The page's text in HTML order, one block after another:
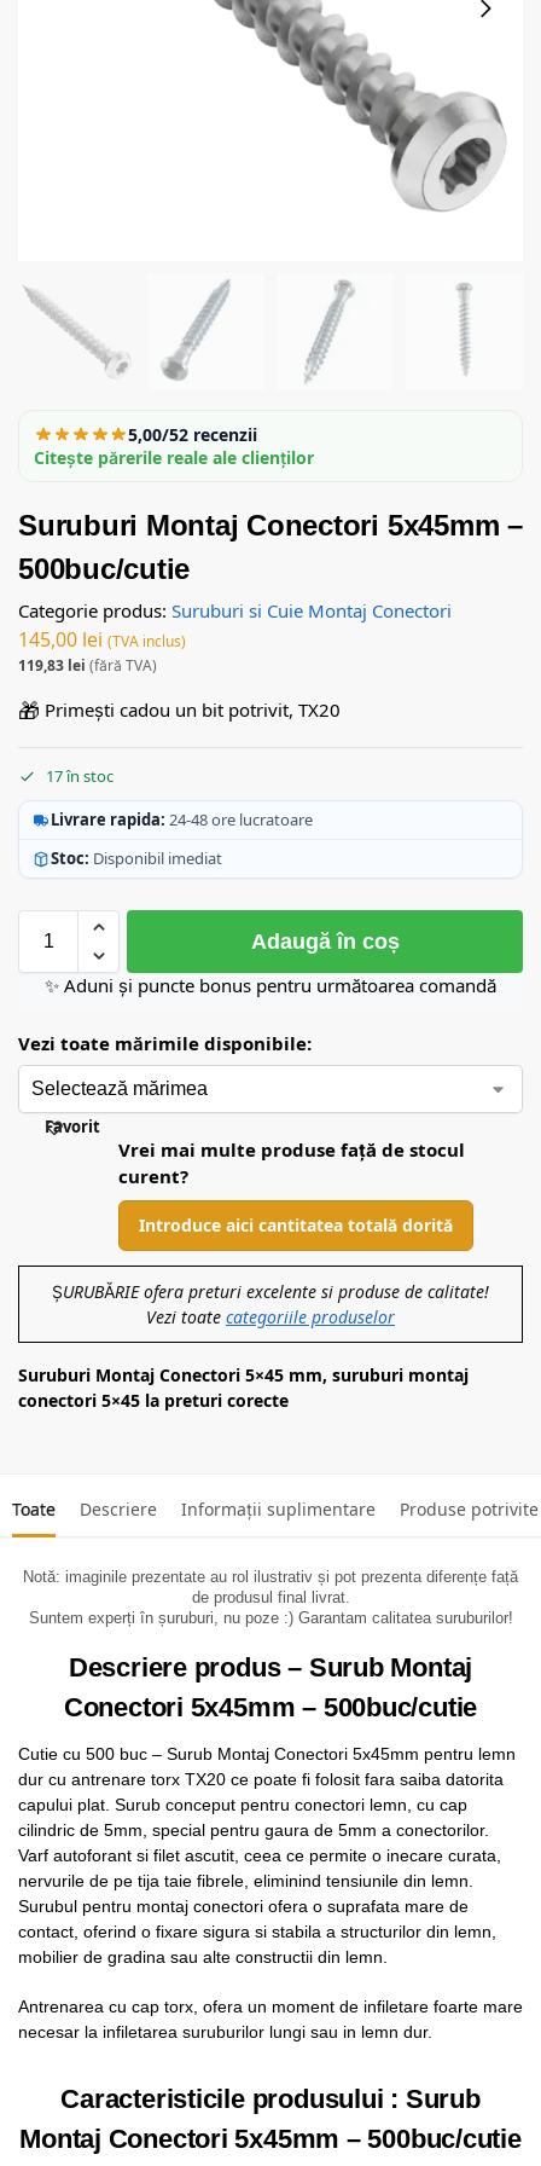
5,00/52 recenzii
Citește părerile reale ale clienților
Suruburi Montaj Conectori 5x45mm –
500buc/cutie
Categorie produs: Suruburi si Cuie Montaj Conectori
145,00 lei (TVA inclus)
119,83 lei (fără TVA)
🎁 Primești cadou un bit potrivit, TX20
17 în stoc
Livrare rapida: 24-48 ore lucratoare
Stoc: Disponibil imediat
Adaugă în coș
✨ Aduni și puncte bonus pentru următoarea comandă
Vezi toate mărimile disponibile:
Favorit
Vrei mai multe produse față de stocul
curent?
Introduce aici cantitatea totală dorită
ȘURUBĂRIE ofera preturi excelente si produse de calitate!
Vezi toate categoriile produselor
Suruburi Montaj Conectori 5×45 mm, suruburi montaj
conectori 5×45 la preturi corecte
Toate Descriere Informații suplimentare Produse potrivite
Notă: imaginile prezentate au rol ilustrativ și pot prezenta diferențe față
de produsul final livrat.
Suntem experți în șuruburi, nu poze :) Garantam calitatea suruburilor!
Descriere produs – Surub Montaj
Conectori 5x45mm – 500buc/cutie
Cutie cu 500 buc – Surub Montaj Conectori 5x45mm pentru lemn
dur cu antrenare torx TX20 ce poate fi folosit fara saiba datorita
capului plat. Surub conceput pentru conectori lemn, cu cap
cilindric de 5mm, special pentru gaura de 5mm a conectorilor.
Varf autoforant si filet ascutit, ceea ce permite o inecare curata,
nervurile de pe tija taie fibrele, eliminind tensiunile din lemn.
Surubul pentru montaj conectori ofera o suprafata mare de
contact, oferind o fixare sigura si stabila a structurilor din lemn,
mobilier de gradina sau alte constructii din lemn.
Antrenarea cu cap torx, ofera un moment de infiletare foarte mare
necesar la infiletarea suruburilor lungi sau in lemn dur.
Caracteristicile produsului : Surub
Montaj Conectori 5x45mm – 500buc/cutie